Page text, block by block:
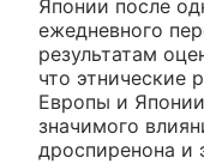
Японии после
ежедневного
результатам
что этнические
Европы и
значимого
дроспиренона и